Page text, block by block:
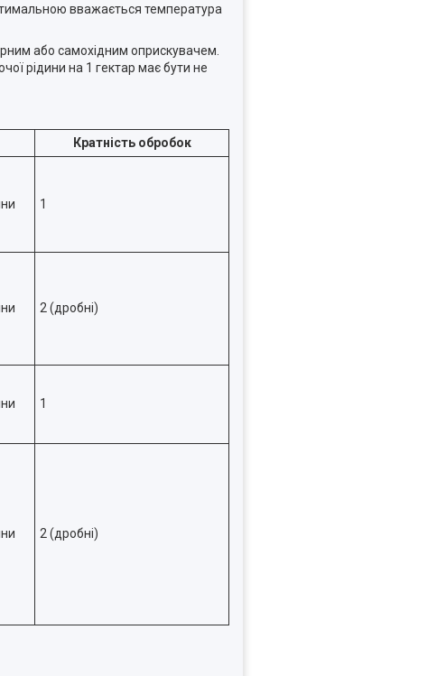
вважається температура
або самохідним оприскувачем.
рідини на 1 гектар має бути не
Кратність обробок
1
2 (дробні)
1
2 (дробні)